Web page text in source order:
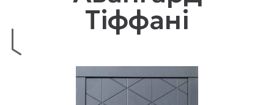
Тіффані